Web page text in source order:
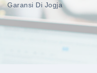
Garansi Di Jogja